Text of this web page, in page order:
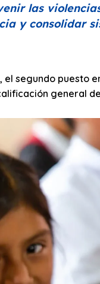
las
y consolidar
segundo puesto
general de